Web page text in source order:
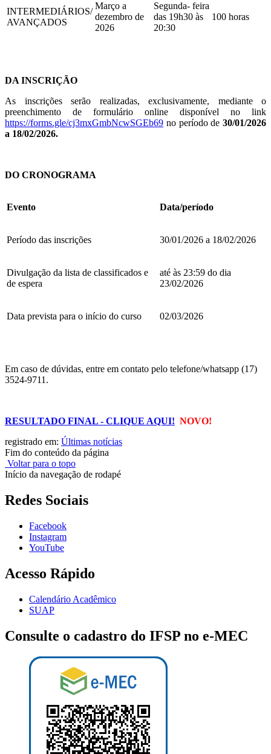
INTERMEDIÁRIOS/
AVANÇADOS
Março a
dezembro de
2026
Segunda- feira
das 19h30 às
20:30
100 horas
DA INSCRIÇÃO
As inscrições serão realizadas, exclusivamente, mediante o
preenchimento de formulário online disponível no link
https://forms.gle/cj3mxGmbNcwSGEb69 no período de 30/01/2026
a 18/02/2026.
DO CRONOGRAMA
Evento Data/período
Período das inscrições 30/01/2026 a 18/02/2026
Divulgação da lista de classificados e
de espera
até às 23:59 do dia
23/02/2026
Data prevista para o início do curso 02/03/2026
Em caso de dúvidas, entre em contato pelo telefone/whatsapp (17)
3524-9711.
RESULTADO FINAL - CLIQUE AQUI! NOVO!
registrado em: Últimas notícias
Fim do conteúdo da página
Voltar para o topo
Início da navegação de rodapé
Redes Sociais
Facebook
Instagram
YouTube
Acesso Rápido
Calendário Acadêmico
SUAP
Consulte o cadastro do IFSP no e-MEC